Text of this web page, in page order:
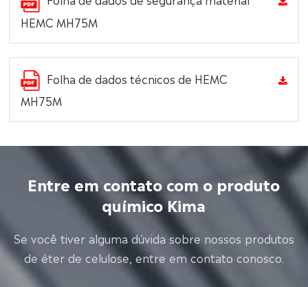
HEMC MH75M
Folha de dados técnicos de HEMC
MH75M
Entre em contato com o produto
químico Kima
Se você tiver alguma dúvida sobre nossos produtos
de éter de celulose, entre em contato conosco.